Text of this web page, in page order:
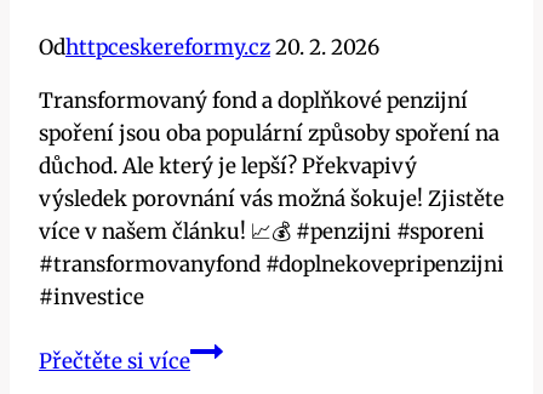
Odhttpceskereformy.cz20. 2. 2026
Transformovaný fond a doplňkové penzijní
spoření jsou oba populární způsoby spoření na
důchod. Ale který je lepší? Překvapivý
výsledek porovnání vás možná šokuje! Zjistěte
více v našem článku! 📈💰 #penzijni #sporeni
#transformovanyfond #doplnekovepripenzijni
#investice
Přečtěte si víceTransformovaný